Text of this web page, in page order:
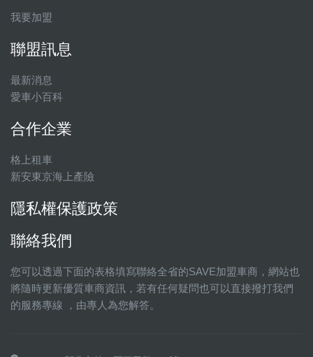
我要加盟
聯盟訊息
最新消息
愛車小百科
合作企業
格上租車
新安東京海上產險
隱私權保護政策
聯絡我們
您可以透過下面的表格填寫聯絡全省的SAVE加盟車商，網站也
將隨時更新優質車商資訊，若有任何疑問也可以直接撥打我們
的服務專線 ，由專人為您解答。